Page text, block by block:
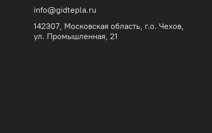
info@gidtepla.ru
142307, Московская область, г.о. Чехов,
ул. Промышленная, 21